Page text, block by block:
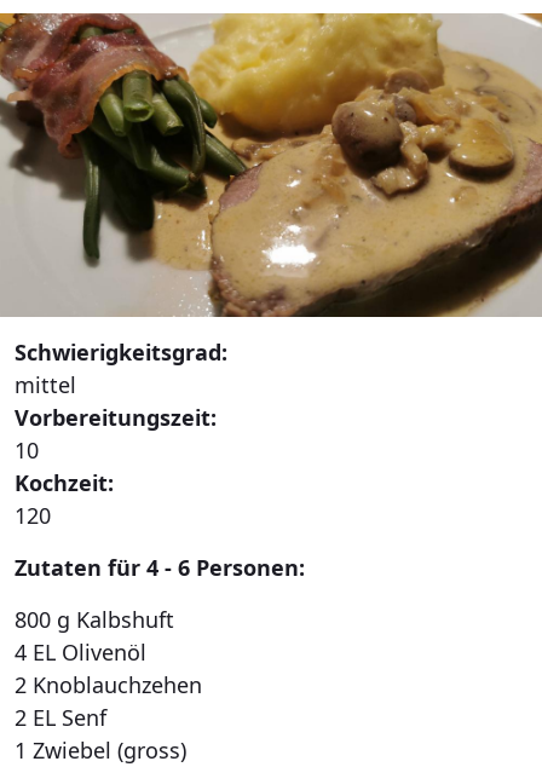
Schwierigkeitsgrad:
mittel
Vorbereitungszeit:
10
Kochzeit:
120
Zutaten für 4 - 6 Personen:
800 g Kalbshuft
4 EL Olivenöl
2 Knoblauchzehen
2 EL Senf
1 Zwiebel (gross)